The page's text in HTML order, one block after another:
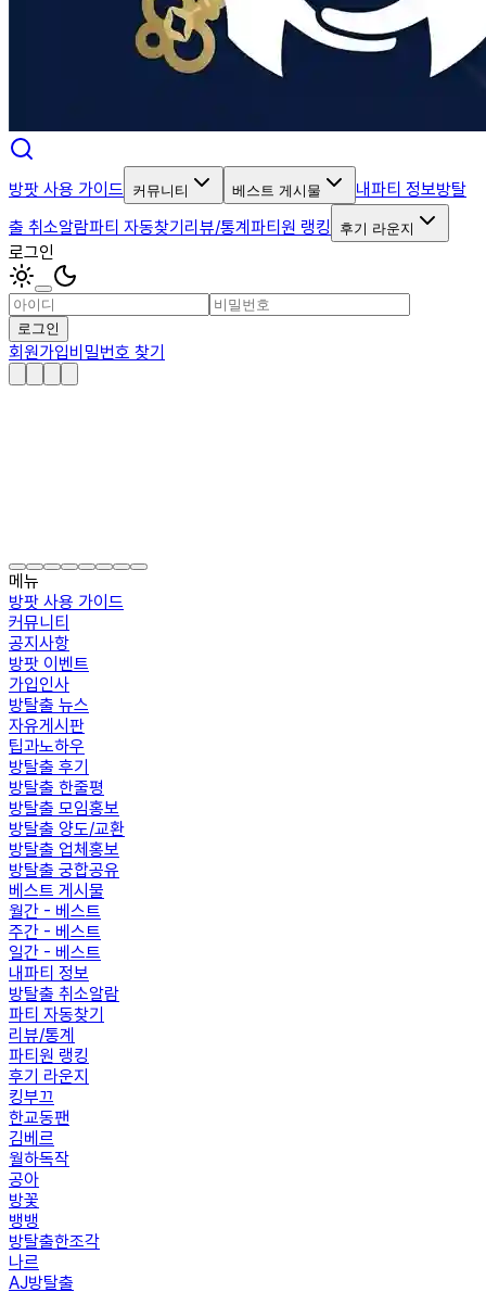
방팟 사용 가이드 커뮤니티 베스트 게시물 내파티 정보방탈
출 취소알람파티 자동찾기리뷰/통계파티원 랭킹 후기 라운지
로그인
로그인
회원가입비밀번호 찾기
메뉴
방팟 사용 가이드
커뮤니티
공지사항
방팟 이벤트
가입인사
방탈출 뉴스
자유게시판
팁과노하우
방탈출 후기
방탈출 한줄평
방탈출 모임홍보
방탈출 양도/교환
방탈출 업체홍보
방탈출 궁합공유
베스트 게시물
월간 - 베스트
주간 - 베스트
일간 - 베스트
내파티 정보
방탈출 취소알람
파티 자동찾기
리뷰/통계
파티원 랭킹
후기 라운지
킹부끄
한교동팬
김베르
월하독작
공아
방꽃
뱅뱅
방탈출한조각
나르
AJ방탈출